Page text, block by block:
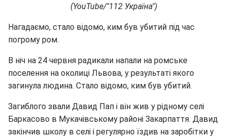
(YouTube/"112 Україна")
Нагадаємо, стало відомо, ким був убитий під час
погрому ром.
В ніч на 24 червня радикали напали на ромське
поселення на околиці Львова, у результаті якого
загинула людина. Стало відомо, ким був убитий.
Загиблого звали Давид Пап і він жив у рідному селі
Баркасово в Мукачівському районі Закарпаття. Давид
закінчив школу в селі і регулярно їздив на заробітки у